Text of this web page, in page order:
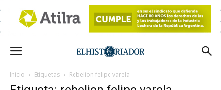
Inicio Etiquetas Rebelion felipe varela